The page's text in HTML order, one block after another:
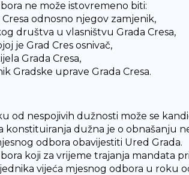
ne može istovremeno biti:
odnosno njegov zamjenik,
društva u vlasništvu Grada Cresa,
je Grad Cres osnivač,
Grada Cresa,
Gradske uprave Grada Cresa.
od nespojivih dužnosti može se
konstituiranja dužna je o obnašanju
odbora obavijestiti Ured Grada.
koji za vrijeme trajanja mandata
vijeća mjesnog odbora u roku